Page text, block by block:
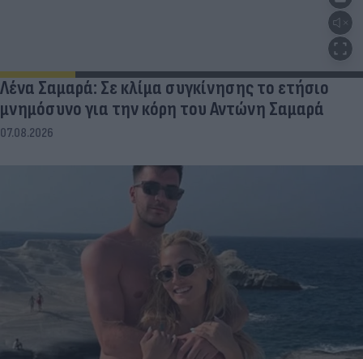
Λένα Σαμαρά: Σε κλίμα συγκίνησης το ετήσιο
μνημόσυνο για την κόρη του Αντώνη Σαμαρά
07.08.2026